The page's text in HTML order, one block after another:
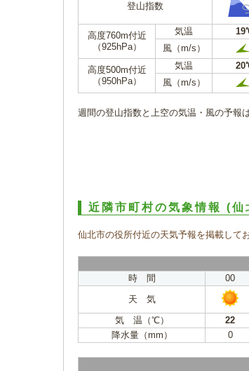
登山指数
高度760m付近
（925hPa）
気温
風（m/s）
高度500m付近
（950hPa）
気温
風（m/s）
週間の登山指数と上空の気温・風の予報
近隣市町村の気象情報 (仙
仙北市の役所付近の天気予報を掲載して
時 間
00
天 気
気 温（℃）
22
降水量（mm）
0